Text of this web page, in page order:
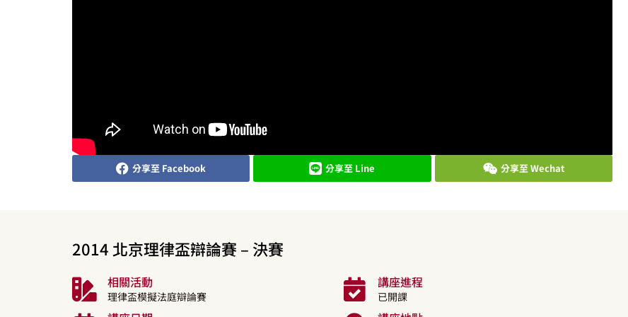
分享至 Facebook 分享至 Line 分享至 Wechat
2014 北京理律盃辯論賽 – 決賽
相關活動
理律盃模擬法庭辯論賽
講座進程
已開課